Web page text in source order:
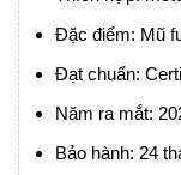
Đặc điểm: Mũ
Đạt chuẩn:
Năm ra mắt:
Bảo hành: 24